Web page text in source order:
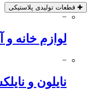
✚ قطعات تولیدی پلاستیکی
−
لوازم خانه و
−
نایلون و